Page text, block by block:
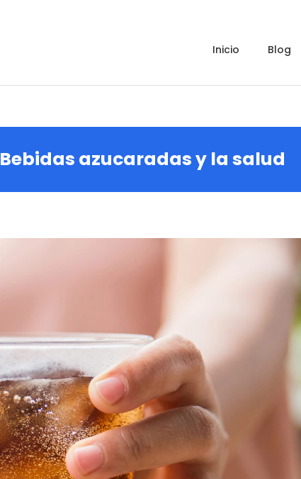
inicio blog
Bebidas azucaradas y la salud